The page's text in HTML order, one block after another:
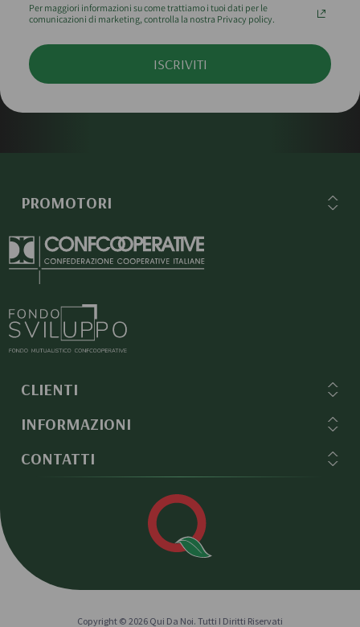
Per maggiori informazioni su come trattiamo i tuoi dati per le
comunicazioni di marketing, controlla la nostra Privacy policy.
ISCRIVITI
PROMOTORI
CLIENTI
INFORMAZIONI
CONTATTI
Copyright © 2026 Qui Da Noi. Tutti I Diritti Riservati